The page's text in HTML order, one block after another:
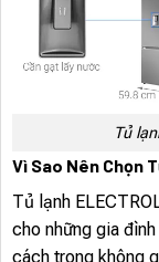
Tủ
Vì Sao Nên Chọn
Tủ lạnh
cho những gia
cách trong không